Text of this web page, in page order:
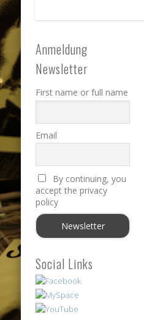
Anmeldung
Newsletter
First name or full name
Email
By continuing, you
accept the privacy
policy
Social Links